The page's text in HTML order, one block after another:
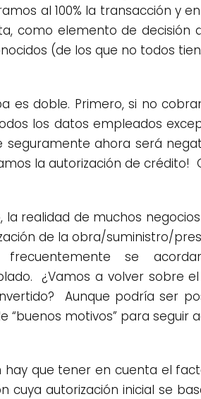
al 100% la transacción y
como elemento de decisión
(de los que no todos
es doble. Primero, si no
los datos empleados
seguramente ahora será
la autorización de crédito!
la realidad de muchos
de la obra/suministro/
se
¿Vamos a volver sobre
Aunque podría ser
“buenos motivos” para seguir
hay que tener en cuenta el
cuya autorización inicial se